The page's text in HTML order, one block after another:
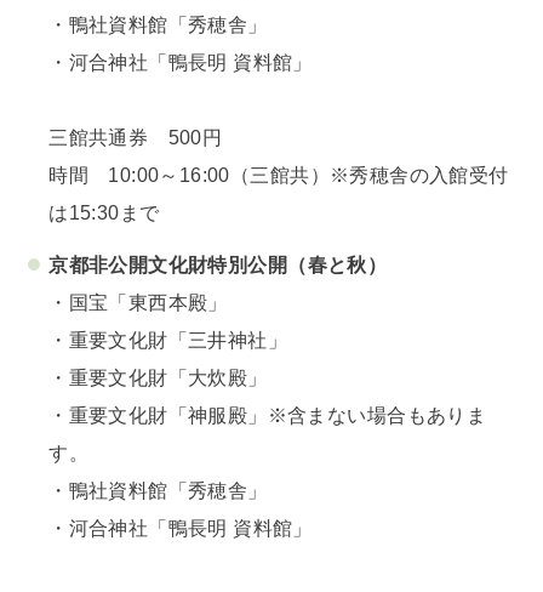
・鴨社資料館「秀穂舎」
・河合神社「鴨長明 資料館」
三館共通券 500円
時間 10:00～16:00（三館共）※秀穂舎の入館受付
は15:30まで
京都非公開文化財特別公開
（春と秋）
・国宝「東西本殿」
・重要文化財「三井神社」
・重要文化財「大炊殿」
・重要文化財「神服殿」※含まない場合もありま
す。
・鴨社資料館「秀穂舎」
・河合神社「鴨長明 資料館」